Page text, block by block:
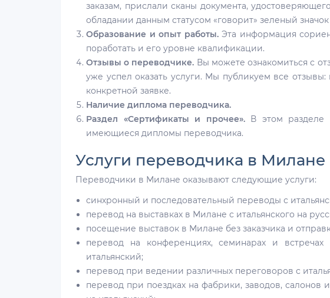
заказам, прислали сканы документа,
обладании данным статусом «говорит» зеленый
Образование и опыт работы.Эта информация
поработать и его уровне квалификации.
Отзывы о переводчике. Вы можете ознакомиться с
уже успел оказать услуги. Мы публикуем все
конкретной заявке.
Наличие диплома переводчика.
Раздел «Сертификаты и прочее».В этом разделе
имеющиеся дипломы переводчика.
Услуги переводчика в Милане
Переводчики в Милане оказывают следующие услуги:
синхронный и последовательный переводы с
перевод на выставках в Милане с итальянского на
посещение выставок в Милане без заказчика и
перевод на конференциях, семинарах и
итальянский;
перевод при ведении различных переговоров с
перевод при поездках на фабрики, заводов, салонов